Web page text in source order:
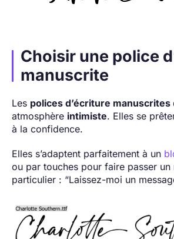
Choisir une police
manuscrite
Les polices d’écriture manuscrites
atmosphère intimiste. Elles se
à la confidence.
Elles s’adaptent parfaitement à un
ou par touches pour faire passer un
particulier : “Laissez-moi un